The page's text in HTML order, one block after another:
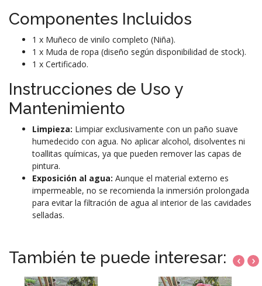
Componentes Incluidos
1 x Muñeco de vinilo completo (Niña).
1 x Muda de ropa (diseño según disponibilidad de stock).
1 x Certificado.
Instrucciones de Uso y
Mantenimiento
Limpieza: Limpiar exclusivamente con un paño suave
humedecido con agua. No aplicar alcohol, disolventes ni
toallitas químicas, ya que pueden remover las capas de
pintura.
Exposición al agua: Aunque el material externo es
impermeable, no se recomienda la inmersión prolongada
para evitar la filtración de agua al interior de las cavidades
selladas.
También te puede interesar: ‹ ›